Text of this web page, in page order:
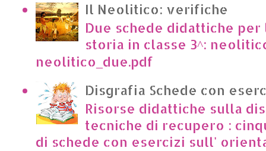
Il Neolitico: verifiche
Due schede didattiche
storia in classe 3^:
neolitico_due.pdf
Disgrafia Schede con
Risorse didattiche sulla
tecniche di recupero :
di schede con esercizi sull'